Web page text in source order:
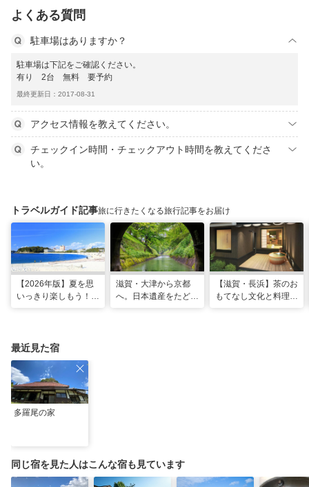
よくある質問
駐車場はありますか？
駐車場は下記をご確認ください。
有り 2台 無料 要予約
最終更新日：2017-08-31
アクセス情報を教えてください。
チェックイン時間・チェックアウト時間を教えてくださ
い。
トラベルガイド記事旅に行きたくなる旅行記事をお届け
【2026年版】夏を思
いっきり楽しもう！関
滋賀・大津から京都
へ。日本遺産をたどる
【滋賀・長浜】茶のお
もてなし文化と料理が
最近見た宿
多羅尾の家
同じ宿を見た人はこんな宿も見ています